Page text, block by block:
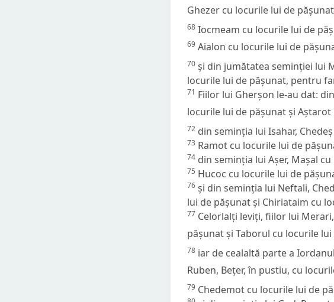
Ghezer cu locurile lui de
68 Iocmeam cu locurile lui de
69 Aialon cu locurile lui de
70 și din jumătatea seminției lui
locurile lui de pășunat, pentru
71 Fiilor lui Gherșon le-au dat:
locurile lui de pășunat și
72 din seminția lui Isahar,
73 Ramot cu locurile lui de
74 din seminția lui Așer, Mașal
75 Hucoc cu locurile lui de
76 și din seminția lui Neftali,
lui de pășunat și Chiriataim cu
77 Celorlalți leviți, fiilor lui
pășunat și Taborul cu locurile
78 iar de cealaltă parte a
Ruben, Bețer, în pustiu, cu
79 Chedemot cu locurile lui de